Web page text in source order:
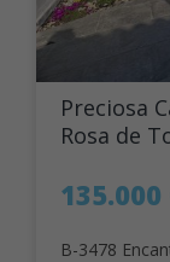
Preciosa
Rosa de
135.000
B-3478